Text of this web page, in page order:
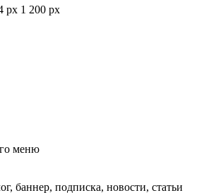
px 1 200 px
меню
баннер, подписка, новости, статьи